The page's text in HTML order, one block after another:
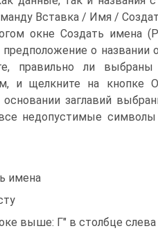
Вставка / Имя /
окне Создать имена
о названии
правильно ли
и щелкните на кнопке
заглавий
недопустимые символы
имена
выше: Г" в столбце